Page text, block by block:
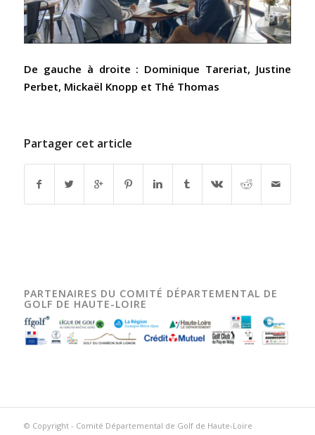
De gauche à droite : Dominique Tareriat, Justine
Perbet, Mickaël Knopp et Thé Thomas
Partager cet article
PARTENAIRES DU COMITÉ DÉPARTEMENTAL DE
GOLF DE HAUTE-LOIRE
© Copyright - Comité Départemental de Golf de Haute-Loire